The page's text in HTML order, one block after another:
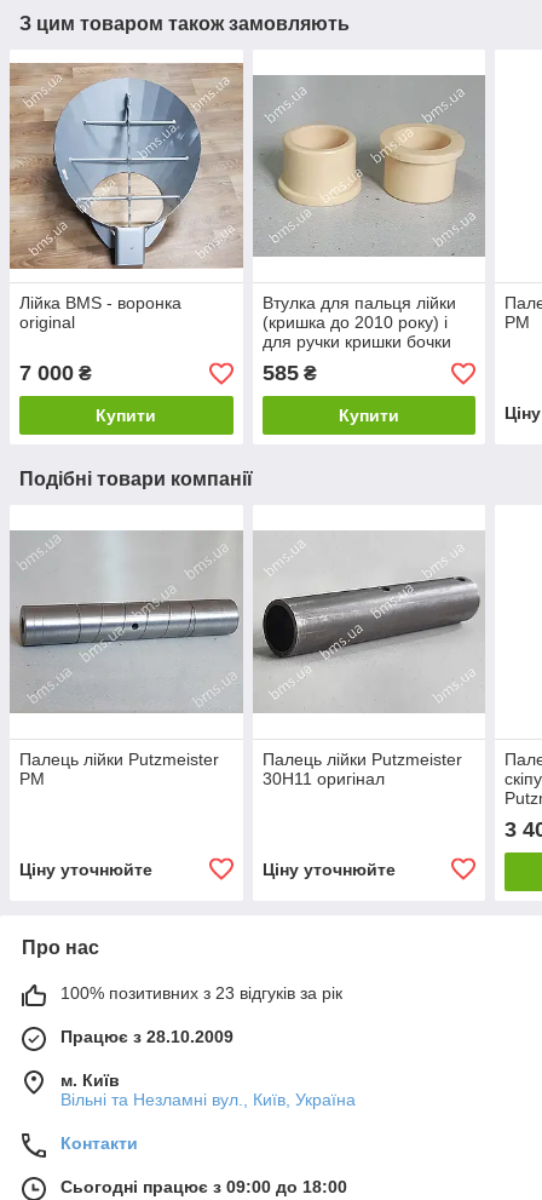
З цим товаром також замовляють
Лійка BMS - воронка
original
7 000 ₴
Купити
Втулка для пальця лійки
(кришка до 2010 року) і
для ручки кришки бочки
32х25х25
585₴
Купити
РМ
Подібні товари компанії
Палець лійки Putzmeister
РМ
Ціну уточнюйте
Палець лійки Putzmeister
30H11 оригінал
Ціну уточнюйте
3
Про нас
100% позитивних з 23 відгуків за рік
Працює з 28.10.2009
м. Київ
Вільні та Незламні вул., Київ, Україна
Контакти
Сьогодні працює з 09:00 до 18:00